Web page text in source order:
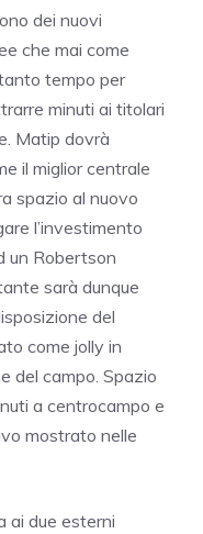
dei nuovi
che mai come
tempo per
minuti ai titolari
Matip dovrà
il miglior centrale
spazio al nuovo
l’investimento
un Robertson
sarà dunque
del
come jolly in
del campo. Spazio
a centrocampo e
mostrato nelle
ai due esterni